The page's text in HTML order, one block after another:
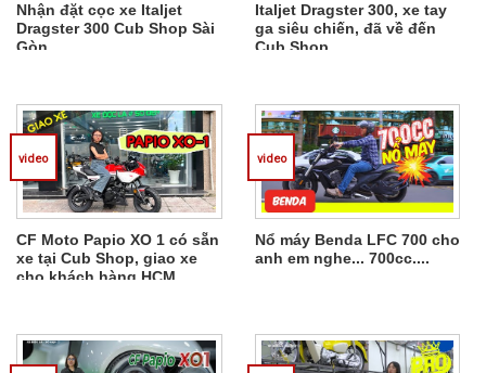
Nhận đặt cọc xe Italjet
Dragster 300 Cub Shop Sài
Gòn
Italjet Dragster 300, xe tay
ga siêu chiến, đã về đến
Cub Shop
CF Moto Papio XO 1 có sẵn
xe tại Cub Shop, giao xe
cho khách hàng HCM
video
Nổ máy Benda LFC 700 cho
anh em nghe... 700cc....
video